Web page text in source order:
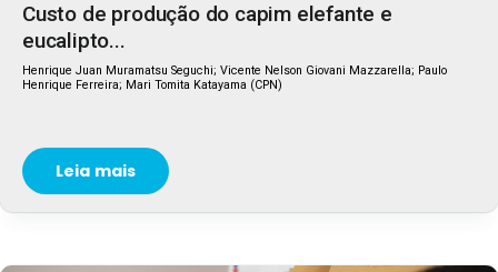
Custo de produção do capim elefante e
eucalipto...
Henrique Juan Muramatsu Seguchi; Vicente Nelson Giovani Mazzarella; Paulo
Henrique Ferreira; Mari Tomita Katayama (CPN)
Leia mais